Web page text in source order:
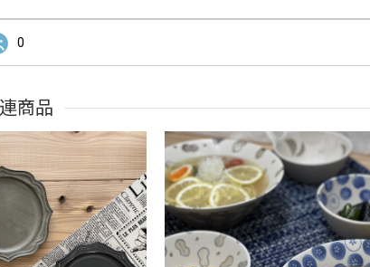
0
商品